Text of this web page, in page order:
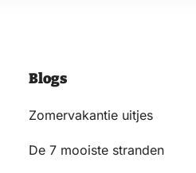
Blogs
Zomervakantie uitjes
De 7 mooiste stranden